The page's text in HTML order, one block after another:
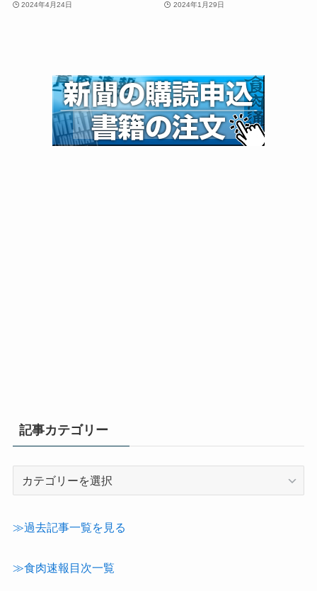
2024年4月24日 2024年1月29日
記事カテゴリー
テ
≫過去記事一覧を見る
≫食肉速報目次一覧